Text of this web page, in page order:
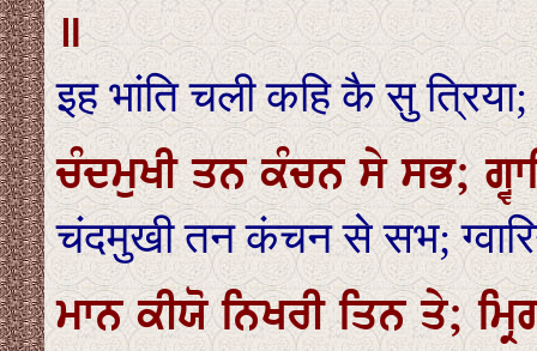
॥
इह भांति चली कहि कै सु
ਚੰਦਮੁਖੀ ਤਨ ਕੰਚਨ ਸੇ ਸਭ;
चंदमुखी तन कंचन से सभ;
ਮਾਨ ਕੀਯੋ ਨਿਖਰੀ ਤਿਨ ਤੇ;